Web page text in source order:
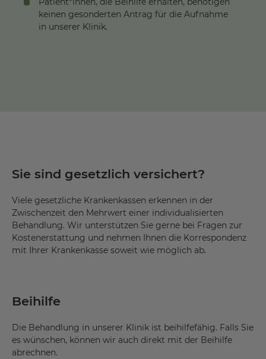
keinen gesonderten Antrag für die Aufnahme
in unserer Klinik.
Sie sind gesetzlich versichert?
Viele gesetzliche Krankenkassen erkennen in der
Zwischenzeit den Mehrwert einer individualisierten
Behandlung. Wir unterstützen Sie gerne bei Fragen zur
Kostenerstattung und nehmen Ihnen die Korrespondenz
mit Ihrer Krankenkasse soweit wie möglich ab.
Beihilfe
Die Behandlung in unserer Klinik ist beihilfefähig. Falls Sie
es wünschen, können wir auch direkt mit der Beihilfe
abrechnen.